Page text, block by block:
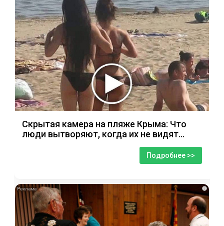
Скрытая камера на пляже Крыма: Что
люди вытворяют, когда их не видят...
Подробнее >>
i